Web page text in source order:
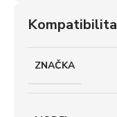
Kompatibilita
ZNAČKA